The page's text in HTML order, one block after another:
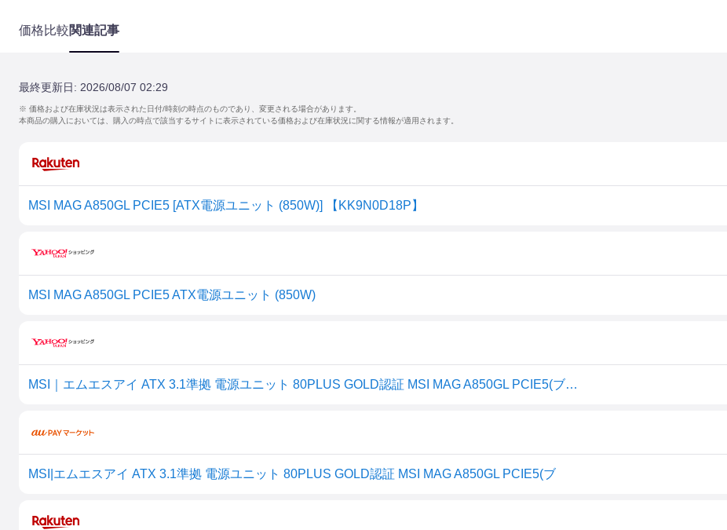
価格比較関連記事
最終更新日: 2026/08/07 02:29
※ 価格および在庫状況は表示された日付/時刻の時点のものであり、変更される場合があります。
本商品の購入においては、購入の時点で該当するサイトに表示されている価格および在庫状況に関する情報が適用されます。
MSI MAG A850GL PCIE5 [ATX電源ユニット (850W)] 【KK9N0D18P】
MSI MAG A850GL PCIE5 ATX電源ユニット (850W)
MSI｜エムエスアイ ATX 3.1準拠 電源ユニット 80PLUS GOLD認証 MSI MAG A850GL PCIE5(ブラック) MAG A850GL PCIE5 返品種別B
MSI|エムエスアイ ATX 3.1準拠 電源ユニット 80PLUS GOLD認証 MSI MAG A850GL PCIE5(ブ